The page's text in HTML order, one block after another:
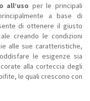
all’uso per le principali
a base di
di ottenere il giusto
creando le condizioni
alle sue caratteristiche,
le esigenze sia
alla corteccia degli
le quali crescono con